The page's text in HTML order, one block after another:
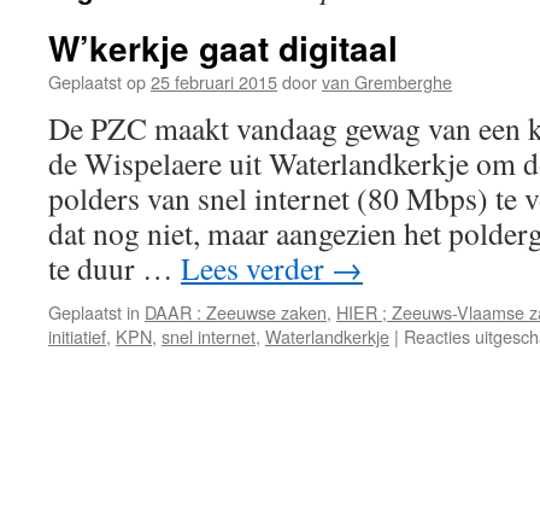
W’kerkje gaat digitaal
Geplaatst op25 februari 2015doorvan Gremberghe
De PZC maakt vandaag gewag van een
de Wispelaere uit Waterlandkerkje om
polders van snel internet (80 Mbps) te
dat nog niet, maar aangezien het
te duur … Lees verder →
Geplaatst in DAAR : Zeeuwse zaken, HIER ; Zeeuws-Vlaamse
initiatief, KPN, snel internet, Waterlandkerkje | Reacties